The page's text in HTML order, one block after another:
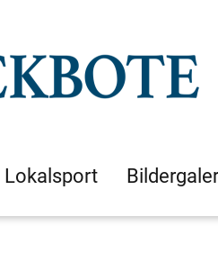
Lokalsport